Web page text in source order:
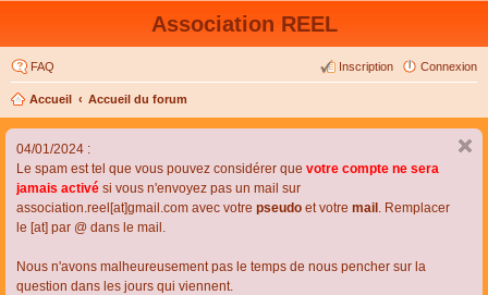
Association REEL
FAQ Connexion
Inscription
Accueil Accueil du forum
04/01/2024 :
Le spam est tel que vous pouvez considérer que votre compte ne sera
jamais activé si vous n'envoyez pas un mail sur
association.reel[at]gmail.com avec votre pseudo et votre mail . Remplacer
le [at] par @ dans le mail.
Nous n'avons malheureusement pas le temps de nous pencher sur la
question dans les jours qui viennent.